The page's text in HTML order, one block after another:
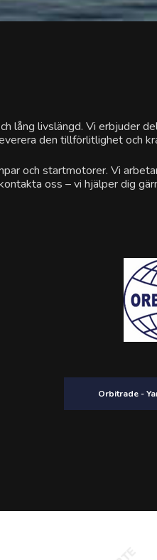
lång livslängd. Vi erbjuder
den tillförlitlighet och
och startmotorer. Vi
oss – vi hjälper dig
Orbitrade -